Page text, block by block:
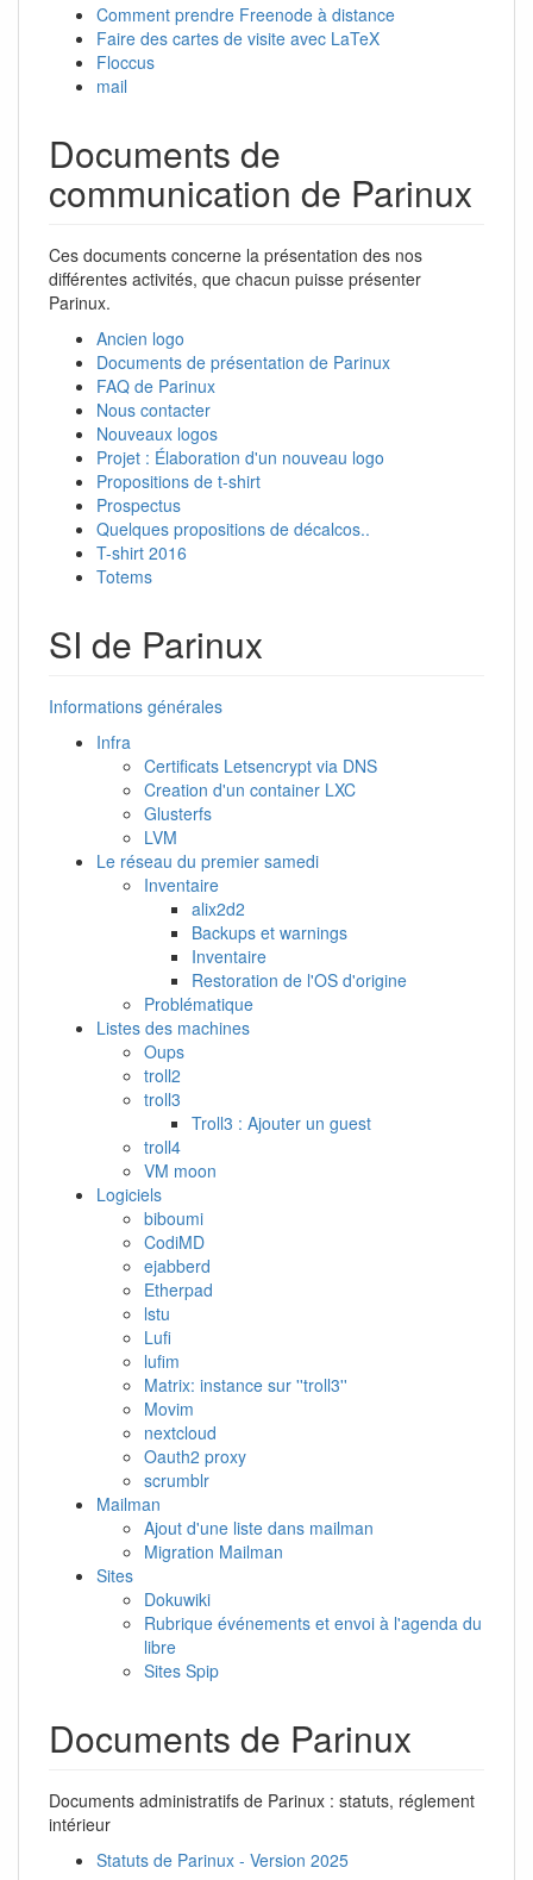
Comment prendre Freenode à distance
Faire des cartes de visite avec LaTeX
Floccus
mail
Documents de
communication de Parinux
Ces documents concerne la présentation des nos
différentes activités, que chacun puisse présenter
Parinux.
Ancien logo
Documents de présentation de Parinux
FAQ de Parinux
Nous contacter
Nouveaux logos
Projet : Élaboration d'un nouveau logo
Propositions de t-shirt
Prospectus
Quelques propositions de décalcos..
T-shirt 2016
Totems
SI de Parinux
Informations générales
Infra
Certificats Letsencrypt via DNS
Creation d'un container LXC
Glusterfs
LVM
Le réseau du premier samedi
Inventaire
alix2d2
Backups et warnings
Inventaire
Restoration de l'OS d'origine
Problématique
Listes des machines
Oups
troll2
troll3
Troll3 : Ajouter un guest
troll4
VM moon
Logiciels
biboumi
CodiMD
ejabberd
Etherpad
lstu
Lufi
lufim
Matrix: instance sur ''troll3''
Movim
nextcloud
Oauth2 proxy
scrumblr
Mailman
Ajout d'une liste dans mailman
Migration Mailman
Sites
Dokuwiki
Rubrique événements et envoi à l'agenda du
libre
Sites Spip
Documents de Parinux
Documents administratifs de Parinux : statuts, réglement
intérieur
Statuts de Parinux - Version 2025